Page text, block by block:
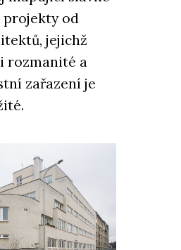
projekty od
jejichž
rozmanité a
zařazení je